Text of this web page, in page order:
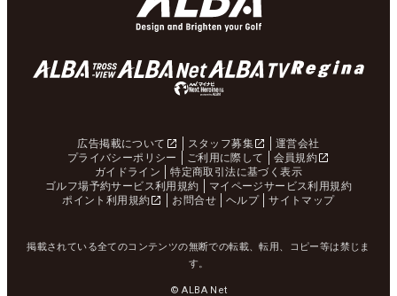
広告掲載について スタッフ募集
運営会社
プライバシーポリシー
ご利用に際して
会員規約
ガイドライン
特定商取引法に基づく表示
ゴルフ場予約サービス利用規約
マイページサービス利用規約
ポイント利用規約
お問合せ ヘルプ サイトマップ
掲載されている全てのコンテンツの無断での転載、転用、コピー等は禁じま
す。
© ALBA Net